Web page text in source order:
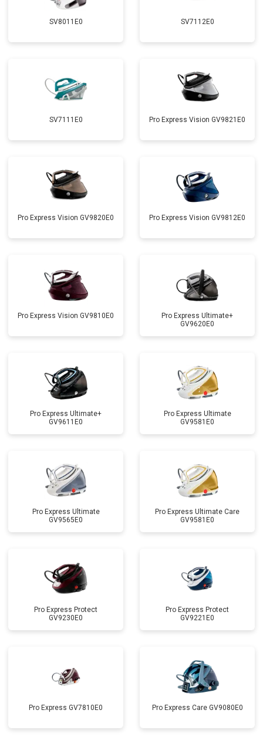
SV8011E0 SV7112E0
SV7111E0 Pro Express Vision GV9821E0
Pro Express Vision GV9820E0 Pro Express Vision GV9812E0
Pro Express Vision GV9810E0
Pro Express Ultimate+
GV9620E0
Pro Express Ultimate+
GV9611E0
Pro Express Ultimate
GV9581E0
Pro Express Ultimate
GV9565E0
Pro Express Ultimate Care
GV9581E0
Pro Express Protect
GV9230E0
Pro Express Protect
GV9221E0
Pro Express GV7810E0 Pro Express Care GV9080E0